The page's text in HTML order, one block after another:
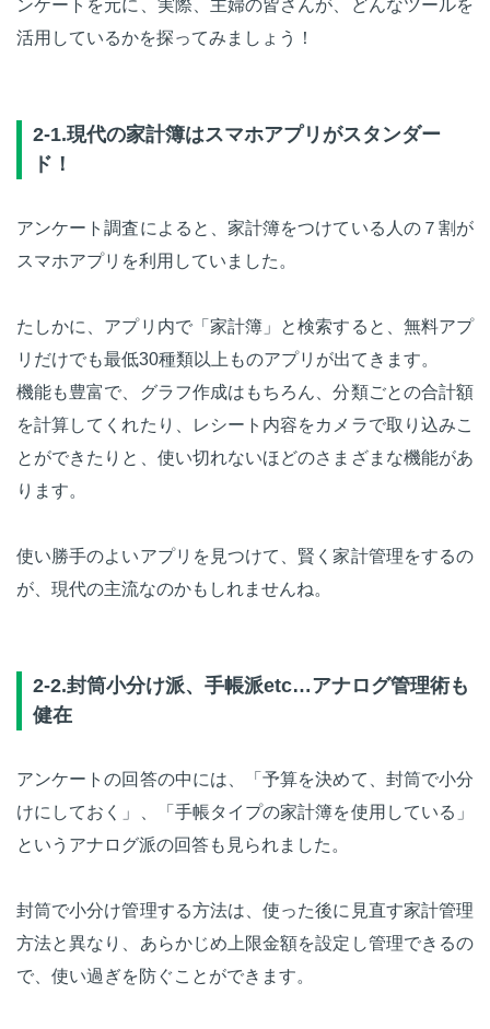
ンケートを元に、実際、主婦の皆さんが、どんなツールを
活用しているかを探ってみましょう！
2-1.現代の家計簿はスマホアプリがスタンダー
ド！
アンケート調査によると、家計簿をつけている人の７割が
スマホアプリを利用していました。
たしかに、アプリ内で「家計簿」と検索すると、無料アプ
リだけでも最低30種類以上ものアプリが出てきます。
機能も豊富で、グラフ作成はもちろん、分類ごとの合計額
を計算してくれたり、レシート内容をカメラで取り込みこ
とができたりと、使い切れないほどのさまざまな機能があ
ります。
使い勝手のよいアプリを見つけて、賢く家計管理をするの
が、現代の主流なのかもしれませんね。
2-2.封筒小分け派、手帳派etc…アナログ管理術も
健在
アンケートの回答の中には、「予算を決めて、封筒で小分
けにしておく」、「手帳タイプの家計簿を使用している」
というアナログ派の回答も見られました。
封筒で小分け管理する方法は、使った後に見直す家計管理
方法と異なり、あらかじめ上限金額を設定し管理できるの
で、使い過ぎを防ぐことができます。